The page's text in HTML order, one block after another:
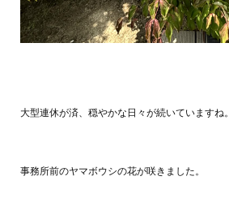
大型連休が済、穏やかな日々が続いていますね。
事務所前のヤマボウシの花が咲きました。